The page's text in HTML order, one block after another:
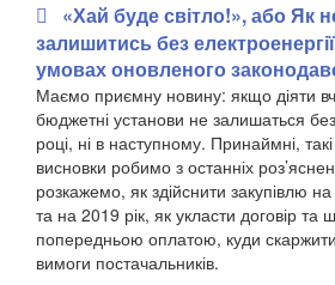
«Хай буде світло!», або Як
залишитись без
умовах оновленого
Маємо приємну новину: якщо діяти
бюджетні установи не залишаться
році, ні в наступному. Принаймні, такі
висновки робимо з останніх
розкажемо, як здійснити закупівлю
та на 2019 рік, як укласти договір та
попередньою оплатою, куди
вимоги постачальників.